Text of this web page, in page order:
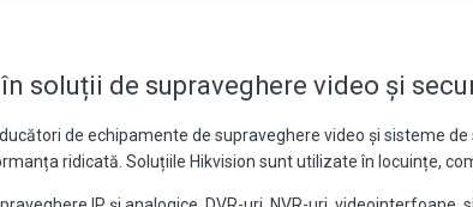
soluții de supraveghere video și
de echipamente de supraveghere video și sisteme
ridicată. Soluțiile Hikvision sunt utilizate în locuințe,